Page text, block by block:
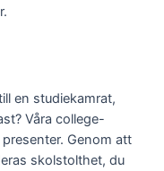
en studiekamrat,
Våra college-
Genom att
skolstolthet, du